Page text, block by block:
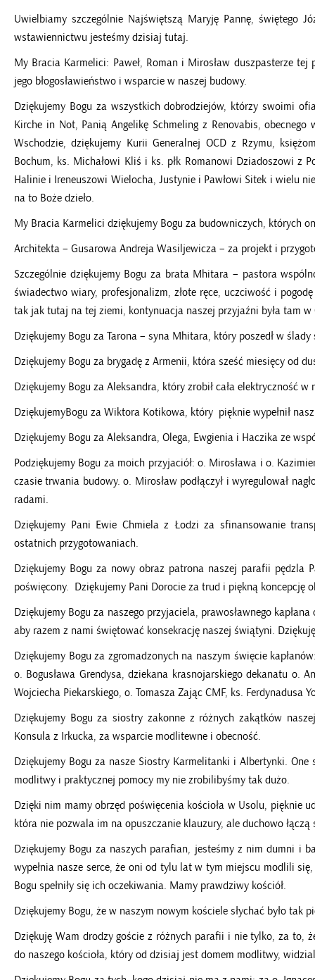
Uwielbiamy szczególnie Najświętszą Maryję Pannę, świętego
wstawiennictwu jesteśmy dzisiaj tutaj.
My Bracia Karmelici: Paweł, Roman i Mirosław duszpasterze
jego błogosławieństwo i wsparcie w naszej budowy.
Dziękujemy Bogu za wszystkich dobrodziejów, którzy swoimi
Kirche in Not, Panią Angelikę Schmeling z Renovabis,
Wschodzie, dziękujemy Kurii Generalnej OCD z Rzymu,
Bochum, ks. Michałowi Kliś i ks. płk Romanowi Dziadoszowi z
Halinie i Ireneuszowi Wielocha, Justynie i Pawłowi Sitek i wielu
na to Boże dzieło.
My Bracia Karmelici dziękujemy Bogu za budowniczych, których on
Architekta – Gusarowa Andreja Wasiljewicza – za projekt i
Szczególnie dziękujemy Bogu za brata Mhitara – pastora
świadectwo wiary, profesjonalizm, złote ręce, uczciwość i
tak jak tutaj na tej ziemi, kontynuacja naszej przyjaźni była tam
Dziękujemy Bogu za Tarona – syna Mhitara, który poszedł w
Dziękujemy Bogu za brygadę z Armenii, która sześć miesięcy od
Dziękujemy Bogu za Aleksandra, który zrobił cała elektryczność w
DziękujemyBogu za Wiktora Kotikowa, który pięknie wypełnił
Dziękujemy Bogu za Aleksandra, Olega, Ewgienia i Haczika ze
Podziękujemy Bogu za moich przyjaciół: o. Mirosława i o.
czasie trwania budowy. o. Mirosław podłączył i wyregulował
radami.
Dziękujemy Pani Ewie Chmiela z Łodzi za sfinansowanie
ostatnich przygotowaniach.
Dziękujemy Bogu za nowy obraz patrona naszej parafii
poświęcony. Dziękujemy Pani Dorocie za trud i piękną koncepcję
Dziękujemy Bogu za naszego przyjaciela, prawosławnego
aby razem z nami świętować konsekrację naszej świątyni.
Dziękujemy Bogu za zgromadzonych na naszym święcie
o. Bogusława Grendysa, dziekana krasnojarskiego dekanatu o.
Wojciecha Piekarskiego, o. Tomasza Zając CMF, ks. Ferdynadusa
Dziękujemy Bogu za siostry zakonne z różnych zakątków
Konsula z Irkucka, za wsparcie modlitewne i obecność.
Dziękujemy Bogu za nasze Siostry Karmelitanki i Albertynki.
modlitwy i praktycznej pomocy my nie zrobilibyśmy tak dużo.
Dzięki nim mamy obrzęd poświęcenia kościoła w Usolu, pięknie
która nie pozwala im na opuszczanie klauzury, ale duchowo łączą
Dziękujemy Bogu za naszych parafian, jesteśmy z nim dumni i
wypełnia nasze serce, że oni od tylu lat w tym miejscu modlili
Bogu spełniły się ich oczekiwania. Mamy prawdziwy kościół.
Dziękujemy Bogu, że w naszym nowym kościele słychać było
Dziękuję Wam drodzy goście z różnych parafii i nie tylko, za to,
do naszego kościoła, który od dzisiaj jest domem modlitwy,